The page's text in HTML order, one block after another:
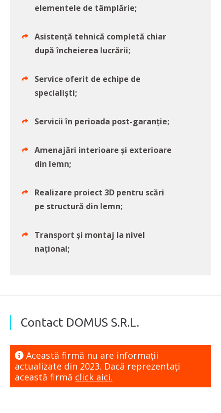
elementele de tâmplărie;
Asistență tehnică completă chiar
după încheierea lucrării;
Service oferit de echipe de
specialiști;
Servicii în perioada post-garanție;
Amenajări interioare și exterioare
din lemn;
Realizare proiect 3D pentru scări
pe structură din lemn;
Transport și montaj la nivel
național;
Contact DOMUS S.R.L.
Această firmă nu are informaţii
actualizate din 2023. Dacă reprezentaţi
această firmă click aici.